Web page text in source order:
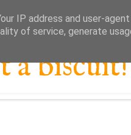
a biscuit!
IP address and user-agent
of service, generate